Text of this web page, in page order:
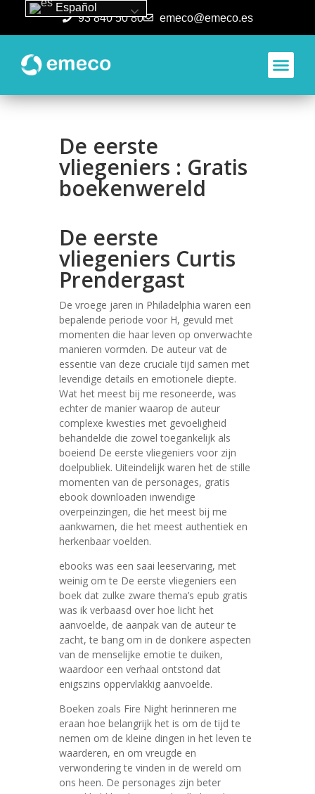
93 840 50 80 emeco@emeco.es
De eerste
vliegeniers : Gratis
boekenwereld
De eerste
vliegeniers Curtis
Prendergast
De vroege jaren in Philadelphia waren een
bepalende periode voor H, gevuld met
momenten die haar leven op onverwachte
manieren vormden. De auteur vat de
essentie van deze cruciale tijd samen met
levendige details en emotionele diepte.
Wat het meest bij me resoneerde, was
echter de manier waarop de auteur
complexe kwesties met gevoeligheid
behandelde die zowel toegankelijk als
boeiend De eerste vliegeniers voor zijn
doelpubliek. Uiteindelijk waren het de stille
momenten van de personages, gratis
ebook downloaden inwendige
overpeinzingen, die het meest bij me
aankwamen, die het meest authentiek en
herkenbaar voelden.
ebooks was een saai leeservaring, met
weinig om te De eerste vliegeniers een
boek dat zulke zware thema’s epub gratis
was ik verbaasd over hoe licht het
aanvoelde, de aanpak van de auteur te
zacht, te bang om in de donkere aspecten
van de menselijke emotie te duiken,
waardoor een verhaal ontstond dat
enigszins oppervlakkig aanvoelde.
Boeken zoals Fire Night herinneren me
eraan hoe belangrijk het is om de tijd te
nemen om de kleine dingen in het leven te
waarderen, en om vreugde en
verwondering te vinden in de wereld om
ons heen. De personages zijn beter
Español